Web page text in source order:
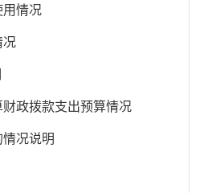
用情况
况
政拨款支出预算情况
况说明